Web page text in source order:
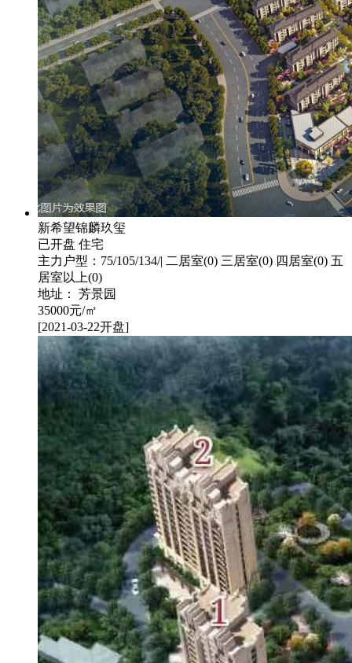
新希望锦麟玖玺
已开盘 住宅
主力户型：75/105/134/| 二居室(0) 三居室(0) 四居室(0) 五
居室以上(0)
地址： 芳景园
35000元/㎡
[2021-03-22开盘]